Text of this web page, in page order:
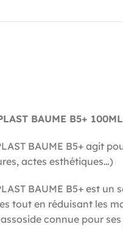
BAUME B5+
BAUME B5+ agit
actes esthétiques…)
BAUME B5+ est
tout en réduisant les
connue pour